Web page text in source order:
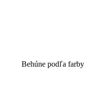
Behúne podľa farby